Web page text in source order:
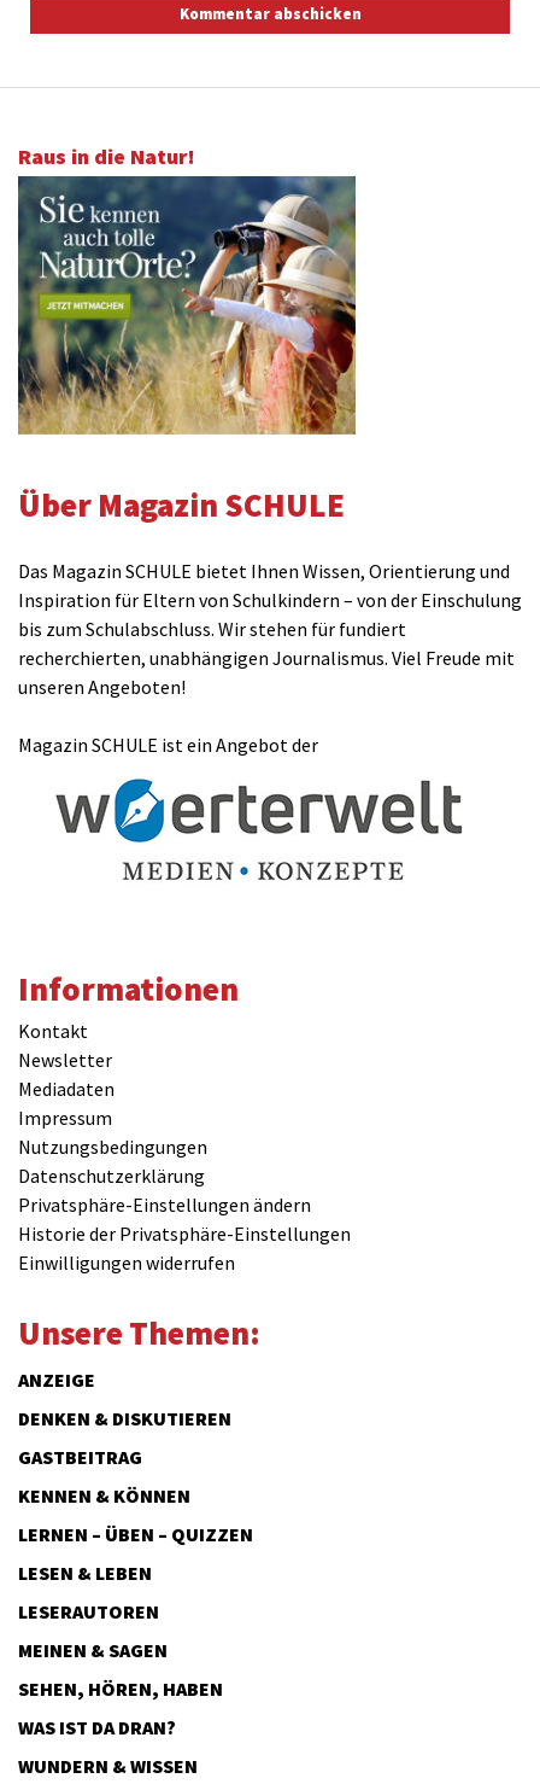
Raus in die Natur!
Über Magazin SCHULE
Das Magazin SCHULE bietet Ihnen Wissen, Orientierung und
Inspiration für Eltern von Schulkindern – von der Einschulung
bis zum Schulabschluss. Wir stehen für fundiert
recherchierten, unabhängigen Journalismus. Viel Freude mit
unseren Angeboten!
Magazin SCHULE ist ein Angebot der
Informationen
Kontakt
Newsletter
Mediadaten
Impressum
Nutzungsbedingungen
Datenschutzerklärung
Privatsphäre-Einstellungen ändern
Historie der Privatsphäre-Einstellungen
Einwilligungen widerrufen
Unsere Themen:
ANZEIGE
DENKEN & DISKUTIEREN
GASTBEITRAG
KENNEN & KÖNNEN
LERNEN – ÜBEN – QUIZZEN
LESEN & LEBEN
LESERAUTOREN
MEINEN & SAGEN
SEHEN, HÖREN, HABEN
WAS IST DA DRAN?
WUNDERN & WISSEN